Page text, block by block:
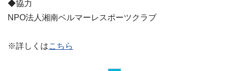
◆協力
NPO法人湘南ベルマーレスポーツクラブ
※詳しくはこちら